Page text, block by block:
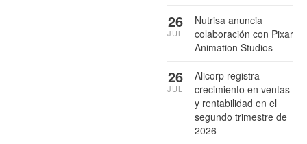
Nutrisa anuncia
colaboración con Pixar
Animation Studios
26
JUL
Alicorp registra
crecimiento en ventas
y rentabilidad en el
segundo trimestre de
2026
26
JUL